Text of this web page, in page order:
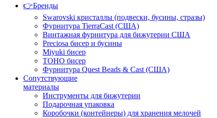
👉Бренды
Swarovski кристаллы (подвески, бусины, стразы)
Фурнитура TierraCast (США)
Винтажная фурнитура для бижутерии США
Preciosa бисер и бусины
Miyuki бисер
TOHO бисер
Фурнитура Quest Beads & Cast (США)
Сопутствующие
материалы
Инструменты для бижутерии
Подарочная упаковка
Коробочки (контейнеры) для хранения мелочей